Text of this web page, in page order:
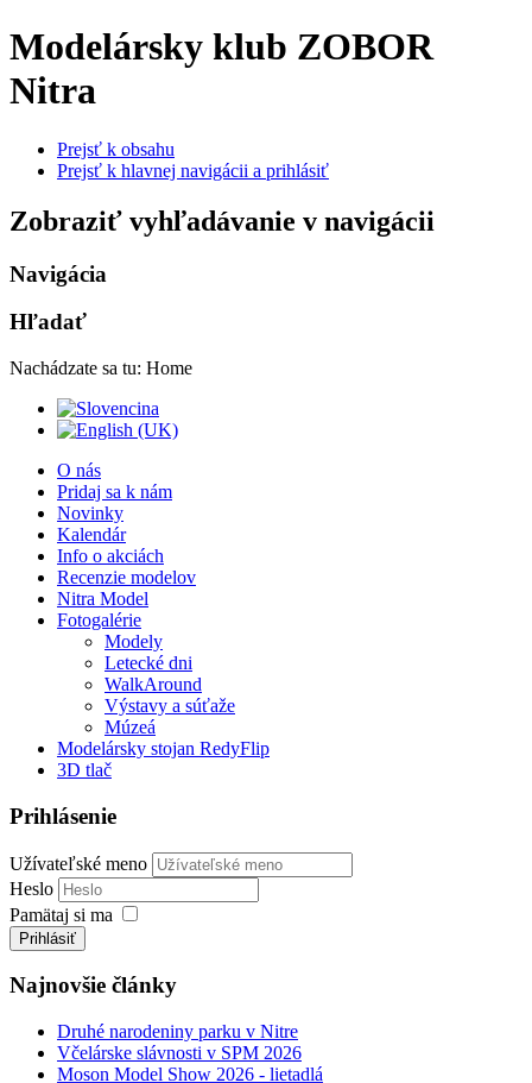
Modelársky klub ZOBOR
Nitra
Prejsť k obsahu
Prejsť k hlavnej navigácii a prihlásiť
Zobraziť vyhľadávanie v navigácii
Navigácia
Hľadať
Nachádzate sa tu: Home
O nás
Pridaj sa k nám
Novinky
Kalendár
Info o akciách
Recenzie modelov
Nitra Model
Fotogalérie
Modely
Letecké dni
WalkAround
Výstavy a súťaže
Múzeá
Modelársky stojan RedyFlip
3D tlač
Prihlásenie
Užívateľské meno
Heslo
Pamätaj si ma
Prihlásiť
Najnovšie články
Druhé narodeniny parku v Nitre
Včelárske slávnosti v SPM 2026
Moson Model Show 2026 - lietadlá